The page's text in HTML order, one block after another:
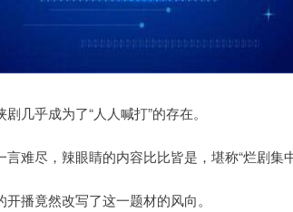
几乎成为了“人人喊打”的存在。
难尽，辣眼睛的内容比比皆是，堪称“烂剧集中
播竟然改写了这一题材的风向。